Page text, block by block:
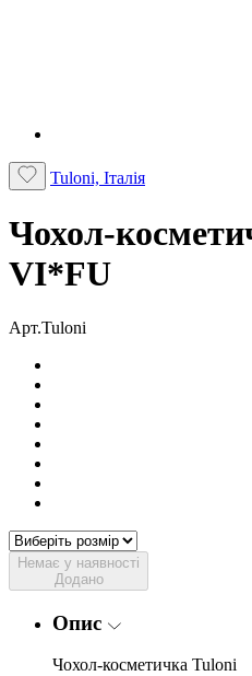
Tuloni, Італія
Чохол-
VI*FU
Арт.Tuloni
Немає у наявності
Додано
Опис
Чохол-косметичка Tuloni